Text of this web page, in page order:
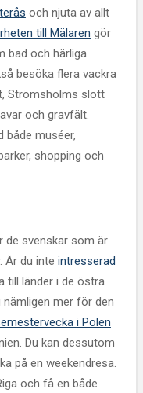
och njuta av allt
till Mälaren gör
bad och härliga
besöka flera vackra
Strömsholms slott
och gravfält.
både muséer,
shopping och
de svenskar som är
Är du inte intresserad
till länder i de östra
nämligen mer för den
i Polen
Du kan dessutom
på en weekendresa.
och få en både